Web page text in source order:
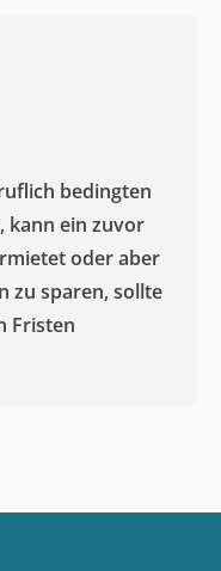
bedingten
kann ein zuvor
oder aber
zu sparen, sollte
Fristen